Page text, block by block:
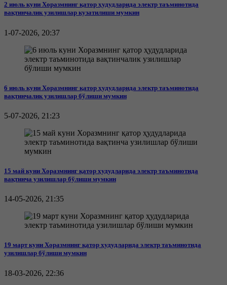
2 июль куни Хоразмнинг қатор ҳудудларида электр таъминотида
вақтинчалик узилишлар кузатилиши мумкин
1-07-2026, 20:37
6 июль куни Хоразмнинг қатор ҳудудларида электр таъминотида
вақтинчалик узилишлар бўлиши мумкин
5-07-2026, 21:23
15 май куни Хоразмнинг қатор ҳудудларида электр таъминотида
вақтинча узилишлар бўлиши мумкин
14-05-2026, 21:35
19 март куни Хоразмнинг қатор ҳудудларида электр таъминотида
узилишлар бўлиши мумкин
18-03-2026, 22:36